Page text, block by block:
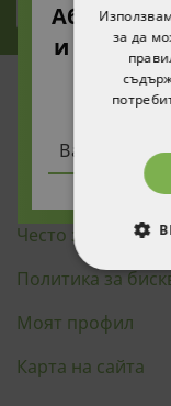
и ще
КАК ДА
Политика за
Общи условия
Често задавани
Политика за
Моят профил
Карта на сайта
за да